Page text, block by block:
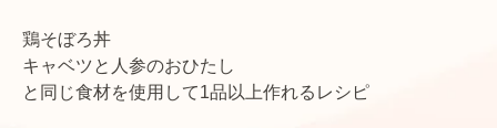
鶏そぼろ丼
キャベツと人参のおひたし
と同じ食材を使用して1品以上作れるレシピ